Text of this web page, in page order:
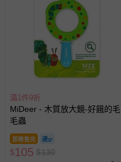
滿1件9折
MiDeer - 木質放大鏡-好餓的毛
毛蟲
即將售完
$105 $130